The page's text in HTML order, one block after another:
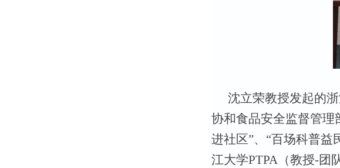
沈立荣教授发起的
协和食品安全监督管理
进社区”、“百场科普益
江大学PTPA（教授-团